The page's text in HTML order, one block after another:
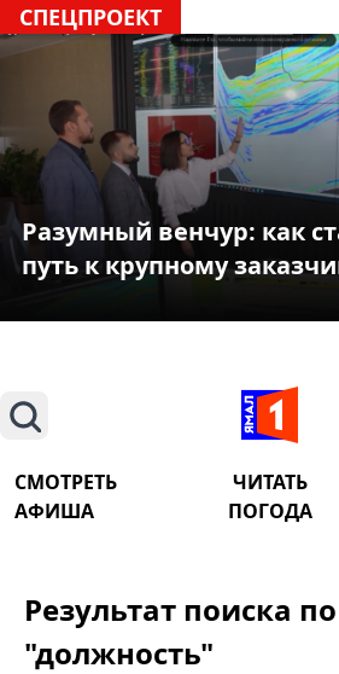
СПЕЦПРОЕКТ
Разумный венчур: как
путь к крупному
Поиск
СМОТРЕТЬ ЧИТАТЬ
АФИША
ПОГОДА
Результат поиска
"должность"